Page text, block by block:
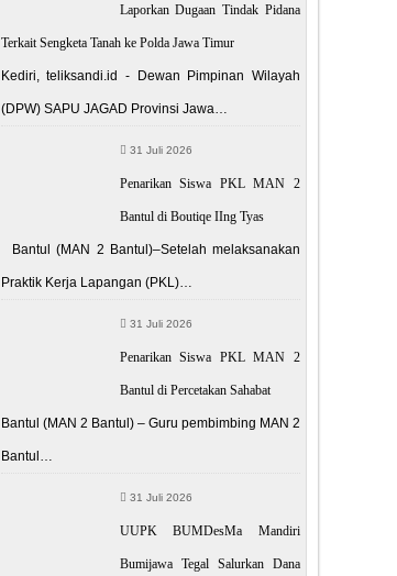
Laporkan Dugaan Tindak Pidana
Terkait Sengketa Tanah ke Polda Jawa Timur
Kediri, teliksandi.id - Dewan Pimpinan Wilayah
(DPW) SAPU JAGAD Provinsi Jawa…
31 Juli 2026
Penarikan Siswa PKL MAN 2
Bantul di Boutiqe IIng Tyas
Bantul (MAN 2 Bantul)–Setelah melaksanakan
Praktik Kerja Lapangan (PKL)…
31 Juli 2026
Penarikan Siswa PKL MAN 2
Bantul di Percetakan Sahabat
Bantul (MAN 2 Bantul) – Guru pembimbing MAN 2
Bantul…
31 Juli 2026
UUPK BUMDesMa Mandiri
Bumijawa Tegal Salurkan Dana